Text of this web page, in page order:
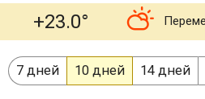
+23.0°
7 дней 10 дней 14 дней